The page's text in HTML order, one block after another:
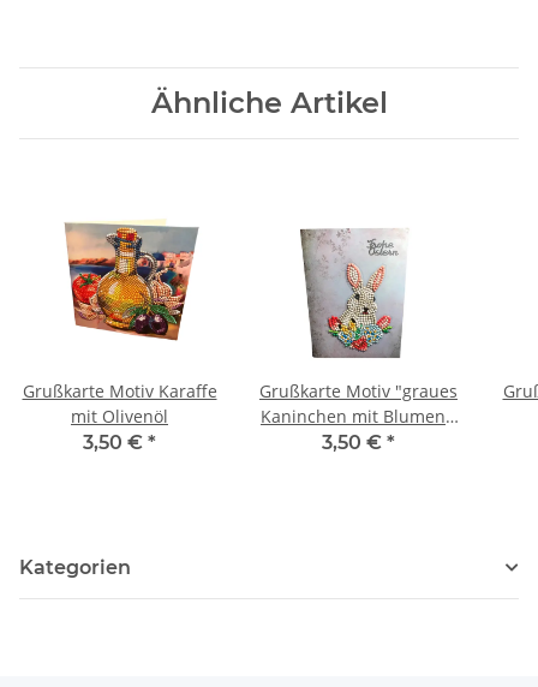
Ähnliche Artikel
Grußkarte Motiv Karaffe
mit Olivenöl
3,50 € *
Grußkarte Motiv "graues
Kaninchen mit Blumen",
Schriftzug "Frohe
3,50 € *
Kategorien